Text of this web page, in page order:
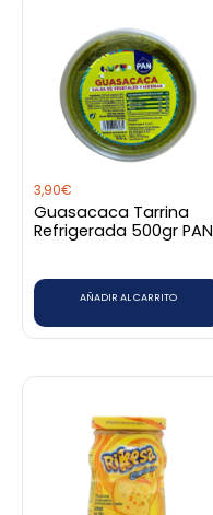
3,90€
Guasacaca Tarrina
Refrigerada 500gr PAN
AÑADIR AL CARRITO